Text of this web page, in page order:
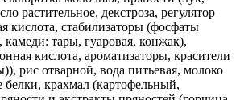
растительное, декстроза, регулятор
кислота, стабилизаторы (фосфаты
тары, гуаровая, конжак),
кислота, ароматизаторы, красители
рис отварной, вода питьевая, молоко
белки, крахмал (картофельный,